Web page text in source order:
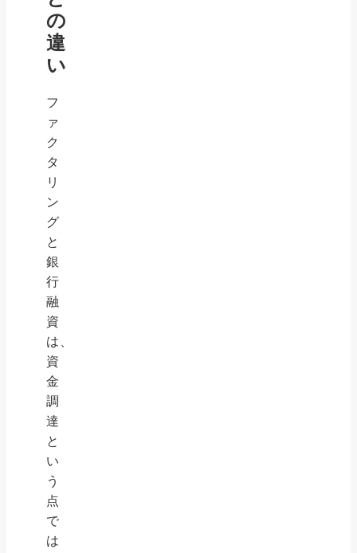
の
違
い
フ
ァ
ク
タ
リ
ン
グ
と
銀
行
融
資
は、
資
金
調
達
と
い
う
点
で
は